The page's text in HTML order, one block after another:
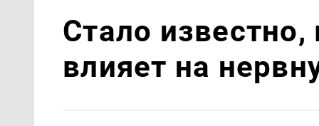
Стало известно,
влияет на